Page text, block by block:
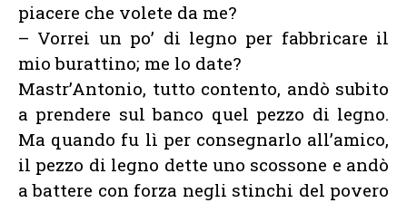
piacere che volete da me?
– Vorrei un po’ di legno per fabbricare il
mio burattino; me lo date?
Mastr’Antonio, tutto contento, andò subito
a prendere sul banco quel pezzo di legno.
Ma quando fu lì per consegnarlo all’amico,
il pezzo di legno dette uno scossone e andò
a battere con forza negli stinchi del povero